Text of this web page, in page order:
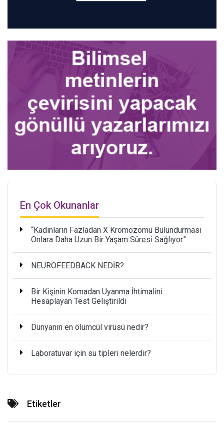
En Çok Okunanlar
“Kadınların Fazladan X Kromozomu Bulundurması
Onlara Daha Uzun Bir Yaşam Süresi Sağlıyor”
NEUROFEEDBACK NEDİR?
Bir Kişinin Komadan Uyanma İhtimalini
Hesaplayan Test Geliştirildi
Dünyanın en ölümcül virüsü nedir?
Laboratuvar için su tipleri nelerdir?
Etiketler